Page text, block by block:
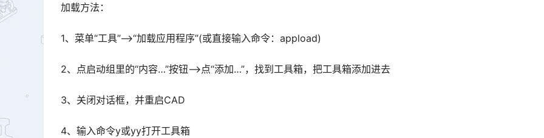
加载方法：
1、菜单“工具”–>“加载应用程序”(或直接输入命令：appload)
2、点启动组里的“内容…”按钮–>点“添加…”，找到工具箱，把工具箱添加进去
3、关闭对话框，并重启CAD
4、输入命令y或yy打开工具箱